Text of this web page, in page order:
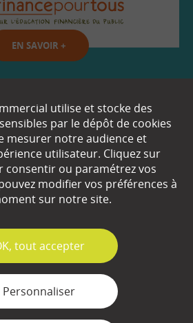
EN SAVOIR +
Partenaires
Espace Presse
Plan du site
Mentions légales
utilise et stocke des
par le dépôt de cookies
mesurer notre audience et
utilisateur. Cliquez sur
consentir ou paramétrez vos
modifier vos préférences à
sur notre site.
tout accepter
Personnaliser